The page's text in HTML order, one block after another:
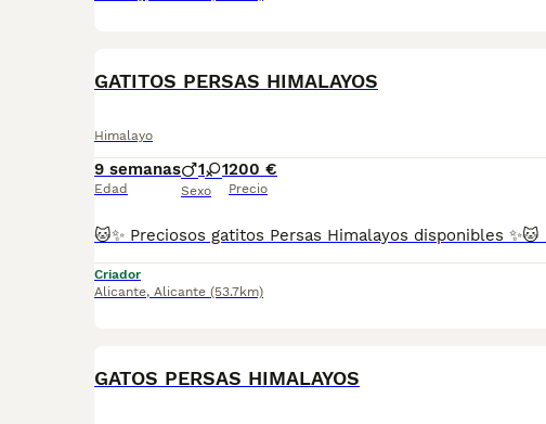
GATITOS PERSAS HIMALAYOS
Himalayo
9 semanas
Edad
1 1
Sexo
200 €
Precio
Criador
Alicante, Alicante (53.7km)
GATOS PERSAS HIMALAYOS